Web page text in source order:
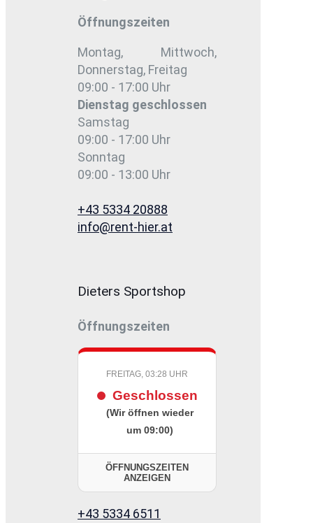
Öffnungszeiten
Montag, Mittwoch,
Donnerstag, Freitag
09:00 - 17:00 Uhr
Dienstag geschlossen
Samstag
09:00 - 17:00 Uhr
Sonntag
09:00 - 13:00 Uhr
+43 5334 20888
info@rent-hier.at
Dieters Sportshop
Öffnungszeiten
FREITAG, 03:28 UHR
Geschlossen
(Wir öffnen wieder
um 09:00)
ÖFFNUNGSZEITEN
ANZEIGEN
+43 5334 6511